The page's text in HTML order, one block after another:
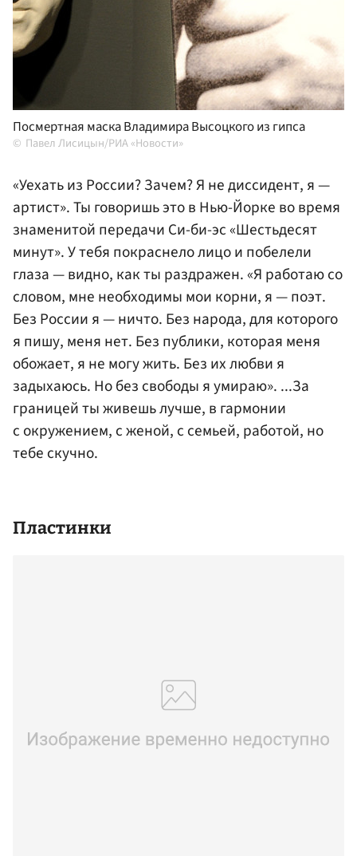
Посмертная маска Владимира Высоцкого из гипса
Павел Лисицын/РИА «Новости»
«Уехать из России? Зачем? Я не диссидент, я —
артист». Ты говоришь это в Нью-Йорке во время
знаменитой передачи Си-би-эс «Шестьдесят
минут». У тебя покраснело лицо и побелели
глаза — видно, как ты раздражен. «Я работаю со
словом, мне необходимы мои корни, я — поэт.
Без России я — ничто. Без народа, для которого
я пишу, меня нет. Без публики, которая меня
обожает, я не могу жить. Без их любви я
задыхаюсь. Но без свободы я умираю». ...За
границей ты живешь лучше, в гармонии
с окружением, с женой, с семьей, работой, но
тебе скучно.
Пластинки